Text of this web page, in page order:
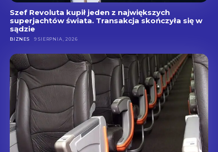
Szef Revoluta kupił jeden z największych
superjachtów świata. Transakcja skończyła się w
sądzie
BIZNES 9 SIERPNIA, 2026